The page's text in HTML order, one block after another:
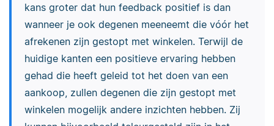
kans groter dat hun feedback positief is dan
wanneer je ook degenen meeneemt die vóór het
afrekenen zijn gestopt met winkelen. Terwijl de
huidige kanten een positieve ervaring hebben
gehad die heeft geleid tot het doen van een
aankoop, zullen degenen die zijn gestopt met
winkelen mogelijk andere inzichten hebben. Zij